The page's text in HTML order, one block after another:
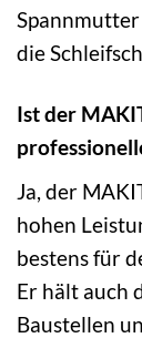
die
Ist der
Ja, der
hohen
bestens für
Er hält auch
Baustellen